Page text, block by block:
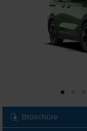
Broschüre